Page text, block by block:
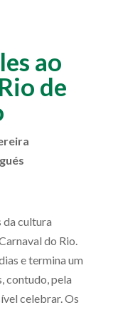
ao
de
da cultura
do Rio.
e termina um
contudo, pela
celebrar. Os